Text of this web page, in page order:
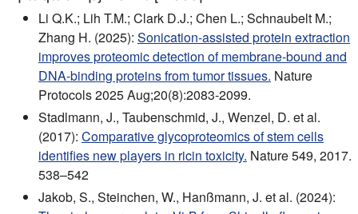
Li Q.K.; Lih T.M.; Clark D.J.; Chen L.; Schnaubelt M.;
Zhang H. (2025): Sonication-assisted protein extraction
improves proteomic detection of membrane-bound and
DNA-binding proteins from tumor tissues. Nature
Protocols 2025 Aug;20(8):2083-2099.
Stadlmann, J., Taubenschmid, J., Wenzel, D. et al.
(2017): Comparative glycoproteomics of stem cells
identifies new players in ricin toxicity. Nature 549, 2017.
538–542
Jakob, S., Steinchen, W., Hanßmann, J. et al. (2024):